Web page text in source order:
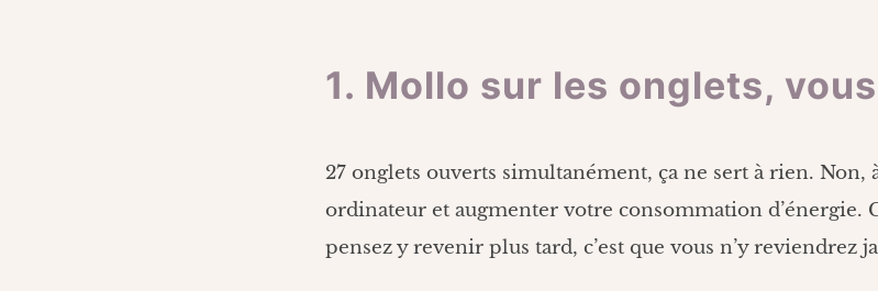
1. Mollo sur les onglets,
27 onglets ouverts simultanément, ça ne sert à rien.
ordinateur et augmenter votre consommation d’énergie.
pensez y revenir plus tard, c’est que vous n’y reviendrez